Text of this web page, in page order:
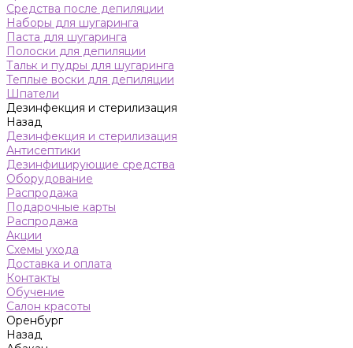
Средства после депиляции
Наборы для шугаринга
Паста для шугаринга
Полоски для депиляции
Тальк и пудры для шугаринга
Теплые воски для депиляции
Шпатели
Дезинфекция и стерилизация
Назад
Дезинфекция и стерилизация
Антисептики
Дезинфицирующие средства
Оборудование
Распродажа
Подарочные карты
Распродажа
Акции
Схемы ухода
Доставка и оплата
Контакты
Обучение
Салон красоты
Оренбург
Назад